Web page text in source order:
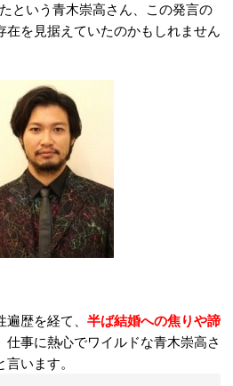
という青木崇高さん、この発言の
在を見据えていたのかもしれません
歴を経て、 半ば結婚への焦りや諦
仕事に熱心でワイルドな青木崇高さ
います。